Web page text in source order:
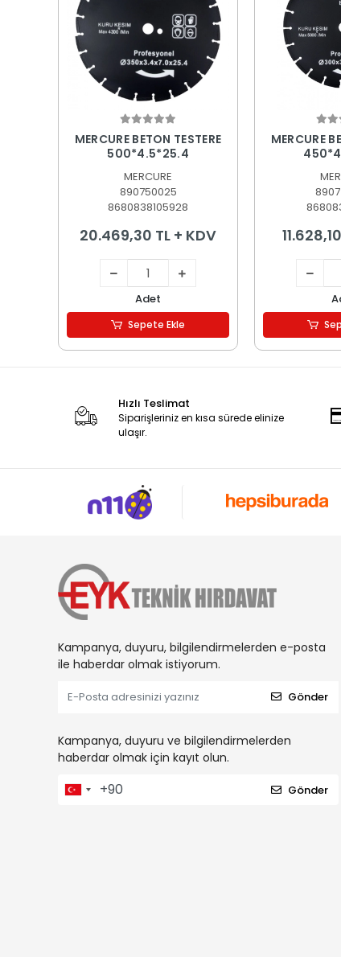
MERCURE BETON TESTERE
500*4.5*25.4
MERCURE
890750025
8680838105928
20.469,30 TL + KDV
Adet
Sepete Ekle
MERCURE
Hızlı Teslimat
Siparişleriniz en kısa sürede elinize
ulaşır.
Kampanya, duyuru, bilgilendirmelerden e-posta
ile haberdar olmak istiyorum.
Gönder
Kampanya, duyuru ve bilgilendirmelerden
haberdar olmak için kayıt olun.
Gönder